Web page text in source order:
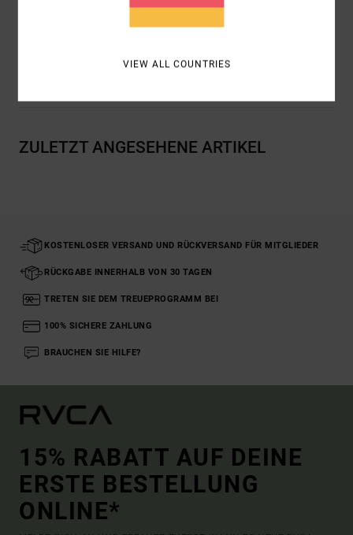
ZULETZT ANGESEHENE ARTIKEL
KOSTENLOSER VERSAND UND RÜCKVERSAND FÜR MITGLIEDER
RÜCKGABE INNERHALB VON 30 TAGEN
TRETEN SIE DEM TREUEPROGRAMM BEI
100% SICHERE ZAHLUNG
BRAUCHEN SIE HILFE?
15% RABATT AUF DEINE
ERSTE BESTELLUNG
ONLINE*
VIEW ALL COUNTRIES